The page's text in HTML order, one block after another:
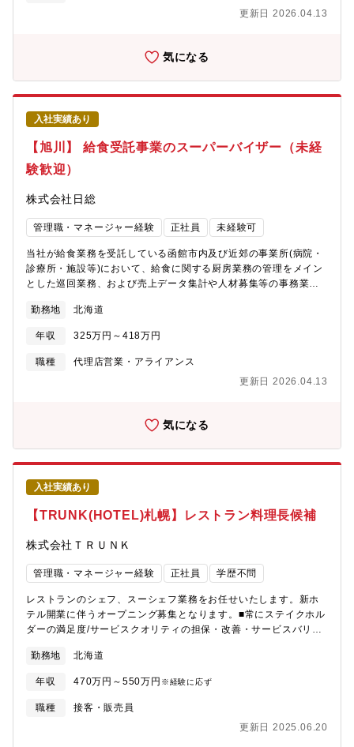
ておりません。【業務詳細】各事業所には、栄養士・調理師・調
くためにも、現場マネジメントや施設事務長とのやり取り、商
談、人事部門との連携など、「SV」の立ち位置で給食調理現場の
品質を管理・維持することは重要なミッションです。高齢者や療
養中の方々への安定した給食の提供を通じ、大きなやりがいと社
会貢献実感を持つことのできる仕事です。また、メンバー管理や
売上管理、取引先との折衝経験を通じて、マネジメントスキルを
高めていくことができます。
更新日 2026.04.13
気になる
入社実績あり
【旭川】 給食受託事業のスーパーバイザー（未経
験歓迎）
株式会社日総
管理職・マネージャー経験 正社員 未経験可
当社が給食業務を受託している函館市内及び近郊の事業所(病院・
診療所・施設等)において、給食に関する厨房業務の管理をメイン
とした巡回業務、および売上データ集計や人材募集等の事務業務
すのでご安心ください（調理未経験でご入社の場合、入社後1年程
度は厨房業務を経験していただく場合があります）。・厨房スタ
ッフの時間管理・食材の使用状況の管理・各事業所のシフト管
理・顧客管理・経費備品の管理・人材募集 欠員対応 など※巡回
ておりません。【業務詳細】各事業所には、栄養士・調理師・調
くためにも、現場マネジメントや施設事務長とのやり取り、商
談、人事部門との連携など、「SV」の立ち位置で給食調理現場の
品質を管理・維持することは重要なミッションです。高齢者や療
養中の方々への安定した給食の提供を通じ、大きなやりがいと社
会貢献実感を持つことのできる仕事です。また、メンバー管理や
売上管理、取引先との折衝経験を通じて、マネジメントスキルを
高めていくことができます。
勤務地 北海道
年収 325万円～418万円
職種
代理店営業・アライアンス
更新日 2026.04.13
気になる
入社実績あり
【TRUNK(HOTEL)札幌】レストラン料理長候補
株式会社ＴＲＵＮＫ
管理職・マネージャー経験 正社員 学歴不問
レストランのシェフ、スーシェフ業務をお任せいたします。新ホ
テル開業に伴うオープニング募集となります。■常にステイクホル
ダーの満足度/サービスクオリティの担保・改善・サービスバリュ
および売上の最大化を図る■レストランの年計画を策定（年毎の料
理単価目標設定/原価率目標設定/チームMBO目標設定）■スタッフ
の人員管理（採用/育成/評価/代謝）■クレームの対応/解決/指導/改
善■スタッフ個人の目標設定・進捗管理■労働環境の管理【歓迎要
（シニアプレイヤーレベル）・ペイストリーの月間の業務内容を
勤務地 北海道
年収 470万円～550万円 ※経験に応ず
職種
接客・販売員
更新日 2025.06.20